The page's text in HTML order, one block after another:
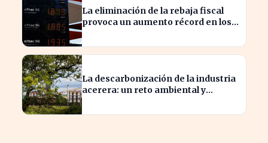
La eliminación de la rebaja fiscal
provoca un aumento récord en los
La descarbonización de la industria
acerera: un reto ambiental y